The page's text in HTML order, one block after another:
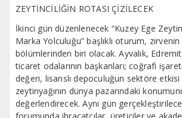
ZEYTİNCİLİĞİN ROTASI ÇİZİLECEK
İkinci gün düzenlenecek “Kuzey Ege
Marka Yolculuğu” başlıklı oturum,
bölümlerinden biri olacak. Ayvalık,
ticaret odalarının başkanları; coğrafi
değeri, lisanslı depoculuğun sektöre etkisi
zeytinyağının dünya pazarındaki
değerlendirecek. Aynı gün